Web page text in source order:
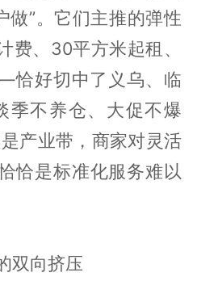
做”。它们主推的弹性
、30平方米起租、
好切中了义乌、临
季不养仓、大促不爆
产业带，商家对灵活
恰是标准化服务难以
双向挤压